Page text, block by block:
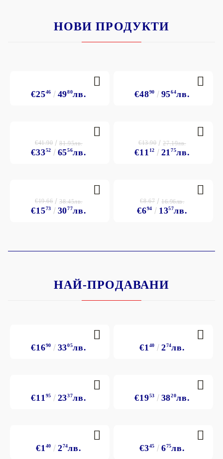
НОВИ ПРОДУКТИ
€2546 4980лв. €4890 9564лв.
€3352 6556лв.
€41.90 81.95лв.
€11 12 2175лв.
€13.90 27.19лв.
€1573 3077лв.
€19.66 38.45лв.
€694 1357лв.
€8.67 16.96лв.
НАЙ-ПРОДАВАНИ
€1690 3305лв. €1 40 274лв.
€11 95 2337лв. €1953 3820лв.
€1 40 274лв. €345 675лв.